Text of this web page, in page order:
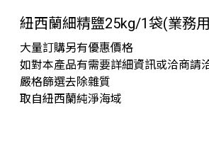
紐西蘭細精鹽25kg/1袋(業務
大量訂購另有優惠價格
如對本產品有需要詳細資訊或洽商請
嚴格篩選去除雜質
取自紐西蘭純淨海域